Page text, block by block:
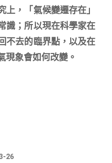
上，「氣候變遷存在」
識；所以現在科學家在
不去的臨界點，以及在
現象會如何改變。
26